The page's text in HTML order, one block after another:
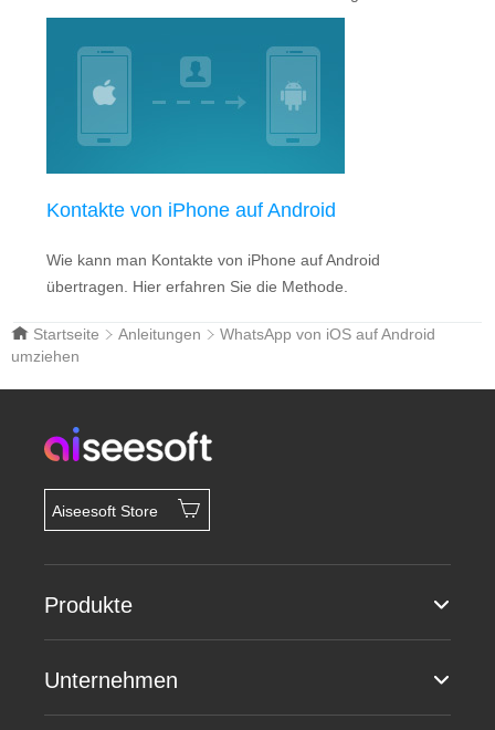
Kontakte von iPhone auf Android
Wie kann man Kontakte von iPhone auf Android
übertragen. Hier erfahren Sie die Methode.
Startseite Anleitungen
WhatsApp von iOS auf Android
umziehen
Aiseesoft Store
Produkte
Unternehmen